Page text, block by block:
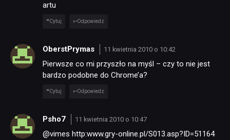
artu
Cytuj Odpowiedz
OberstPrymas 11 kwietnia 2010 o 10:42
Pierwsze co mi przyszło na myśl – czy to nie jest
bardzo podobne do Chrome’a?
Cytuj Odpowiedz
Psho7 11 kwietnia 2010 o 10:47
@vimes http:www.gry-online.pl/S013.asp?ID=51164